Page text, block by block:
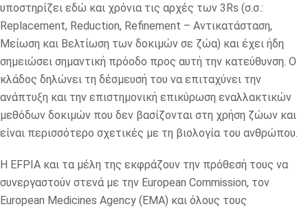
υποστηρίζει εδώ και χρόνια τις αρχές των 3Rs (σ.σ.:
Replacement, Reduction, Refinement – Αντικατάσταση,
Μείωση και Βελτίωση των δοκιμών σε ζώα) και έχει ήδη
σημειώσει σημαντική πρόοδο προς αυτή την κατεύθυνση. Ο
κλάδος δηλώνει τη δέσμευσή του να επιταχύνει την
ανάπτυξη και την επιστημονική επικύρωση εναλλακτικών
μεθόδων δοκιμών που δεν βασίζονται στη χρήση ζώων και
είναι περισσότερο σχετικές με τη βιολογία του ανθρώπου.
Η EFPIA και τα μέλη της εκφράζουν την πρόθεσή τους να
συνεργαστούν στενά με την European Commission, τον
European Medicines Agency (EMA) και όλους τους